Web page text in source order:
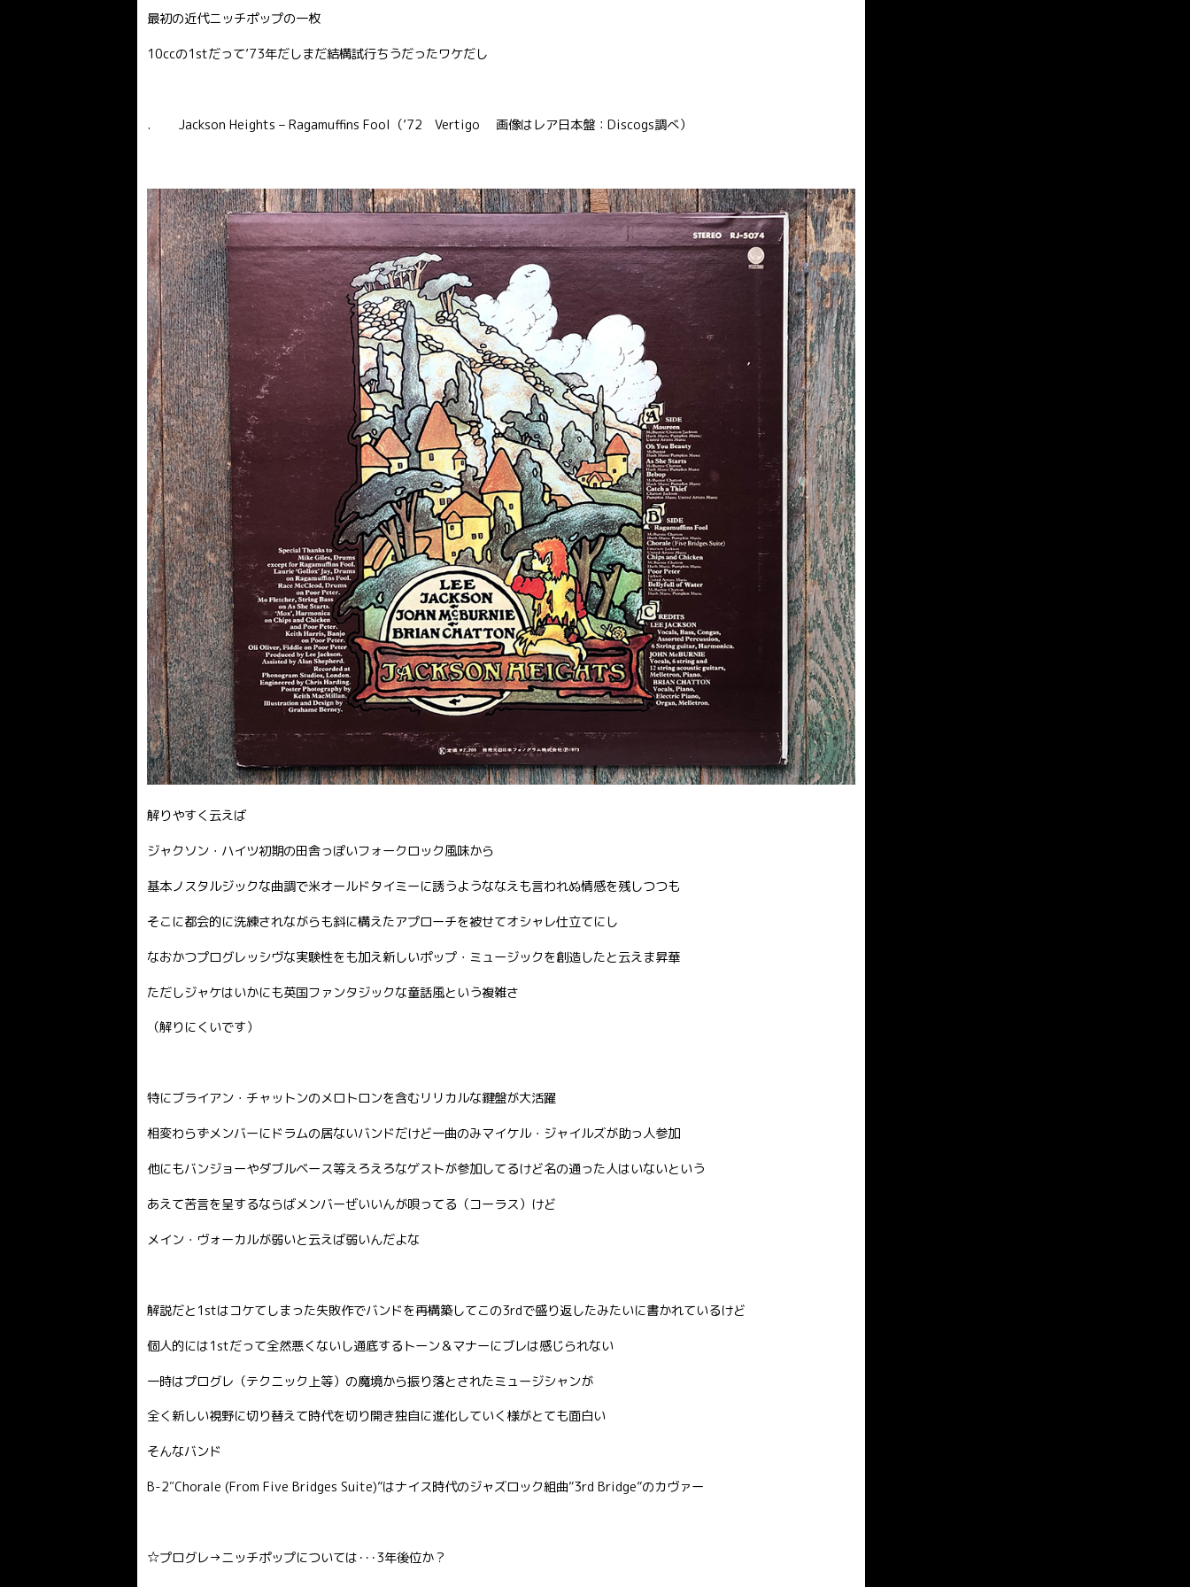
最初の近代ニッチポップの一枚
10ccの1stだって’73年だしまだ結構試行ちうだったワケだし
. Jackson Heights – Ragamuffins Fool（’72 Vertigo 画像はレア日本盤：Discogs調べ）
解りやすく云えば
ジャクソン・ハイツ初期の田舎っぽいフォークロック風味から
基本ノスタルジックな曲調で米オールドタイミーに誘うようななえも言われぬ情感を残しつつも
そこに都会的に洗練されながらも斜に構えたアプローチを被せてオシャレ仕立てにし
なおかつプログレッシヴな実験性をも加え新しいポップ・ミュージックを創造したと云えま昇華
ただしジャケはいかにも英国ファンタジックな童話風という複雑さ
（解りにくいです）
特にブライアン・チャットンのメロトロンを含むリリカルな鍵盤が大活躍
相変わらずメンバーにドラムの居ないバンドだけど一曲のみマイケル・ジャイルズが助っ人参加
他にもバンジョーやダブルベース等えろえろなゲストが参加してるけど名の通った人はいないという
あえて苦言を呈するならばメンバーぜいいんが唄ってる（コーラス）けど
メイン・ヴォーカルが弱いと云えば弱いんだよな
解説だと1stはコケてしまった失敗作でバンドを再構築してこの3rdで盛り返したみたいに書かれているけど
個人的には1stだって全然悪くないし通底するトーン＆マナーにブレは感じられない
一時はプログレ（テクニック上等）の魔境から振り落とされたミュージシャンが
全く新しい視野に切り替えて時代を切り開き独自に進化していく様がとても面白い
そんなバンド
B-2″Chorale (From Five Bridges Suite)”はナイス時代のジャズロック組曲”3rd Bridge”のカヴァー
☆プログレ→ニッチポップについては･･･3年後位か？